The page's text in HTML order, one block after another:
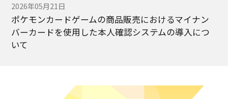
2026年05月21日
ポケモンカードゲームの商品販売におけるマイナン
バーカードを使用した本人確認システムの導入につ
いて
不正ログインに関する重要なお知らせとお願い